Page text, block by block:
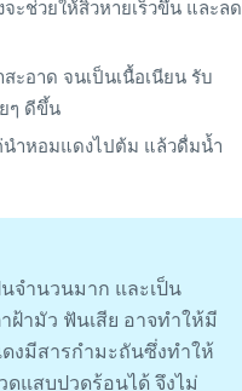
ะช่วยให้สิวหายเร็วขึ้น และลด
อาด จนเป็นเนื้อเนียน รับ
ๆ ดีขึ้น
นำหอมแดงไปต้ม แล้วดื่มน้ำ
จำนวนมาก และเป็น
ฝ้ามัว ฟันเสีย อาจทำให้มี
งมีสารกำมะถันซึ่งทำให้
ดแสบปวดร้อนได้ จึงไม่